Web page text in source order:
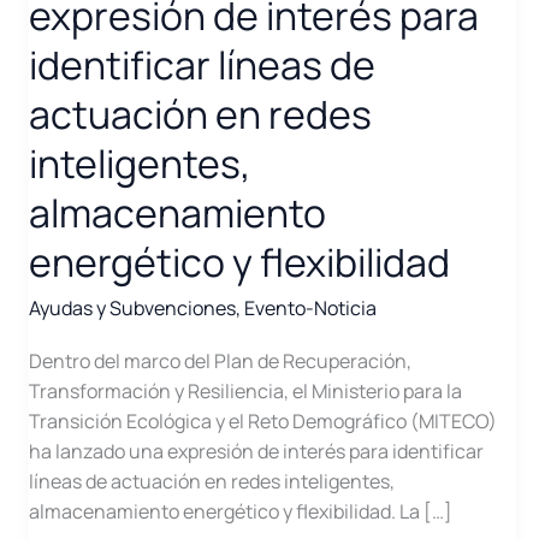
expresión de interés para
identificar líneas de
actuación en redes
inteligentes,
almacenamiento
energético y flexibilidad
Ayudas y Subvenciones, Evento-Noticia
Dentro del marco del Plan de Recuperación,
Transformación y Resiliencia, el Ministerio para la
Transición Ecológica y el Reto Demográfico (MITECO)
ha lanzado una expresión de interés para identificar
líneas de actuación en redes inteligentes,
almacenamiento energético y flexibilidad. La […]